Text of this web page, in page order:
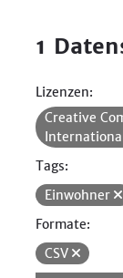
1
Lizenzen:
Creative
Tags:
Einwohner
Formate:
CSV